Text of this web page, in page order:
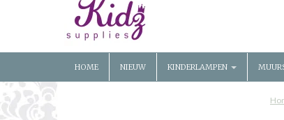
HOME NIEUW KINDERLAMPEN